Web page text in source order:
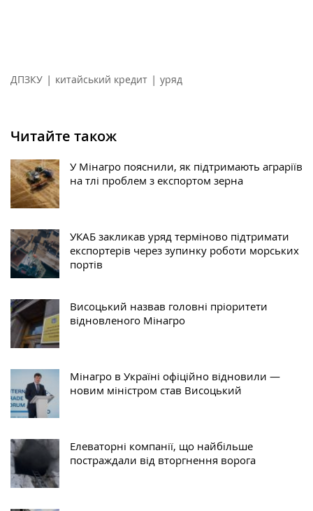
ДПЗКУ | китайський кредит | уряд
Читайте також
У Мінагро пояснили, як підтримають аграріїв
на тлі проблем з експортом зерна
УКАБ закликав уряд терміново підтримати
експортерів через зупинку роботи морських
портів
Висоцький назвав головні пріоритети
відновленого Мінагро
Мінагро в Україні офіційно відновили —
новим міністром став Висоцький
Елеваторні компанії, що найбільше
постраждали від вторгнення ворога